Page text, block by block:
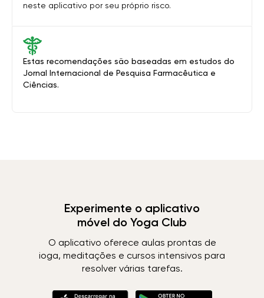
Estas recomendações são baseadas em estudos do
Jornal Internacional de Pesquisa Farmacêutica e
Ciências.
neste aplicativo por seu próprio risco.
Experimente o aplicativo
móvel do Yoga Club
O aplicativo oferece aulas prontas de
ioga, meditações e cursos intensivos para
resolver várias tarefas.